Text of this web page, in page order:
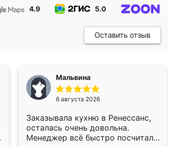
4.9 5.0
Оставить отзыв
Мальвина
6 августа 2026
Заказывала кухню в Ренессанс,
осталась очень довольна.
Менеджер всё быстро посчитала,